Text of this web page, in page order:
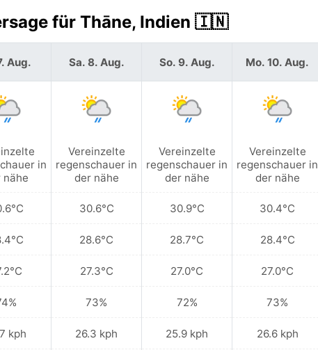
für Thāne, Indien 🇮🇳
Aug.
in
nähe
kph
Sa. 8. Aug.
Vereinzelte
regenschauer in
der nähe
30.6°C
28.6°C
27.3°C
73%
26.3 kph
So. 9. Aug.
Vereinzelte
regenschauer in
der nähe
30.9°C
28.7°C
27.0°C
72%
25.9 kph
Mo. 10. Aug.
Vereinzelte
regenschauer in
der nähe
30.4°C
28.4°C
27.0°C
73%
26.6 kph